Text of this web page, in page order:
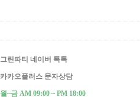
그린파티 네이버 톡톡
카카오플러스 문자상담
월~금 AM 09:00 ~ PM 18:00